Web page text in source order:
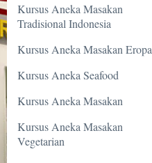
Kursus Aneka Masakan
Tradisional Indonesia
Kursus Aneka Masakan Eropa
Kursus Aneka Seafood
Kursus Aneka Masakan
Kursus Aneka Masakan
Vegetarian